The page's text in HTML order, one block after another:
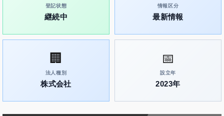
登記状態
継続中
情報区分
最新情報
🏢
法人種別
株式会社
📅
設立年
2023年